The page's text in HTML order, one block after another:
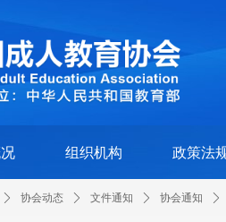
组织机构 政策法
ꄲ 协会动态 ꄲ 文件通知 ꄲ 协会通知 ꄲ